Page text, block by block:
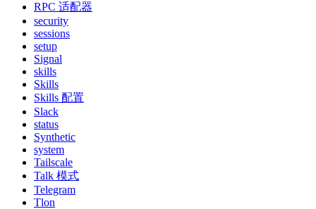
RPC 适配器
security
sessions
setup
Signal
skills
Skills
Skills 配置
Slack
status
Synthetic
system
Tailscale
Talk 模式
Telegram
Tlon